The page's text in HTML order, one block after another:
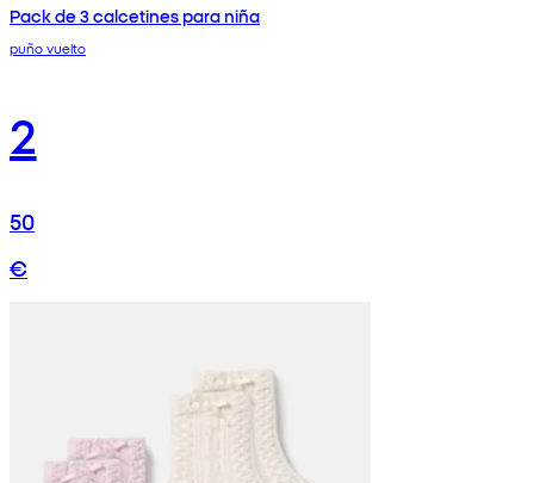
Pack de 3 calcetines para niña
puño vuelto
2
50
€